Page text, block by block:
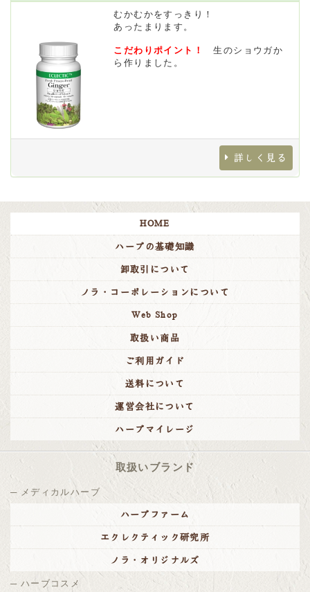
むかむかをすっきり！
あったまります。
こだわりポイント！
生のショウガか
ら作りました。
詳しく見る
HOME
ハーブの基礎知識
卸取引について
ノラ・コーポレーションについて
Web Shop
取扱い商品
ご利用ガイド
送料について
運営会社について
ハーブマイレージ
取扱いブランド
メディカルハーブ
ハーブファーム
エクレクティック研究所
ノラ・オリジナルズ
ハーブコスメ